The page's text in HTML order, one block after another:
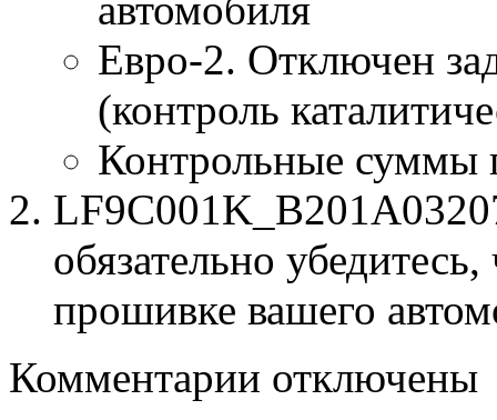
автомобиля
Евро-2. Отключен
(контроль
Контрольные суммы
обязательно
прошивке вашего
Комментарии записи
отключены